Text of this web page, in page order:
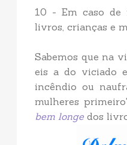
10 - Em caso de
livros, crianças e
Sabemos que na
eis a do viciado
incêndio ou
mulheres
bem longedos